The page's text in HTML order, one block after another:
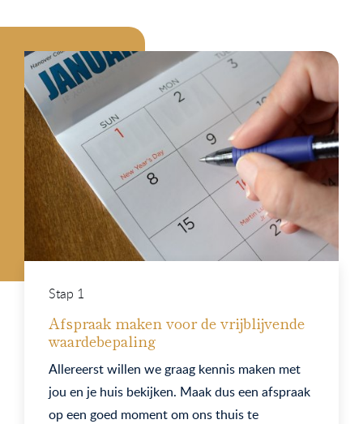
Stap 1
Afspraak maken voor de vrijblijvende
waardebepaling
Allereerst willen we graag kennis maken met
jou en je huis bekijken. Maak dus een afspraak
op een goed moment om ons thuis te